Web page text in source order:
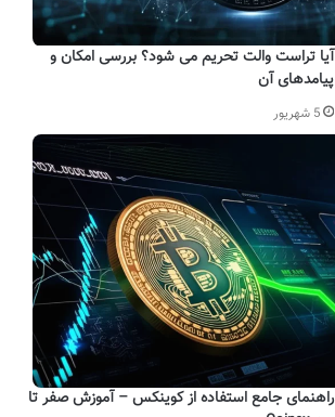
آیا تراست والت تحریم می شود؟ بررسی امکان و
پیامدهای آن
5 شهریور
راهنمای جامع استفاده از کوینکس – آموزش صفر تا